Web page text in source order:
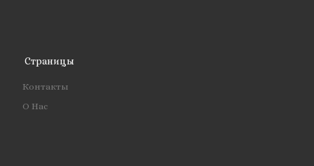
Страницы
Контакты
О Нас